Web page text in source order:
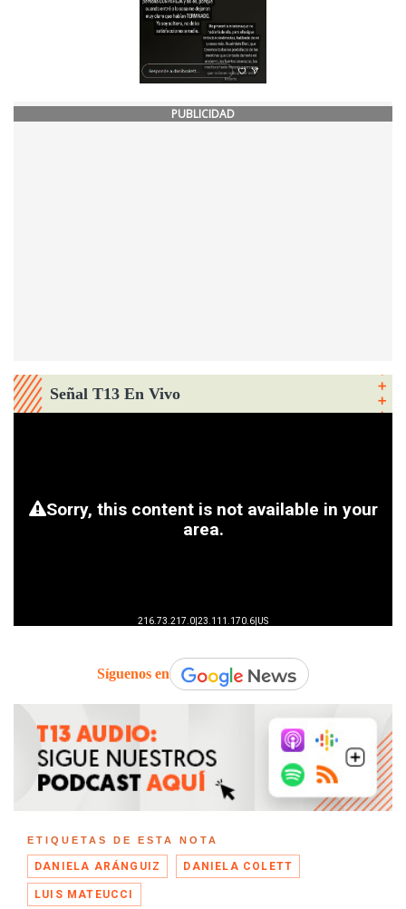
PUBLICIDAD
Señal T13 En Vivo
Síguenos en
ETIQUETAS DE ESTA NOTA
DANIELA ARÁNGUIZ DANIELA COLETT
LUIS MATEUCCI